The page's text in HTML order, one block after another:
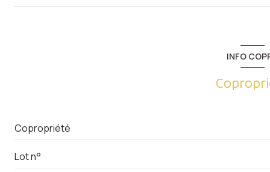
salle de bain
chambre
INFO
Copropriété
Lot n°